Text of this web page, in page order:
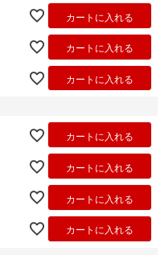
カートに入れる
カートに入れる
カートに入れる
カートに入れる
カートに入れる
カートに入れる
カートに入れる